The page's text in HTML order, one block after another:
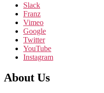
Slack
Franz
Vimeo
Google
Twitter
YouTube
Instagram
About Us